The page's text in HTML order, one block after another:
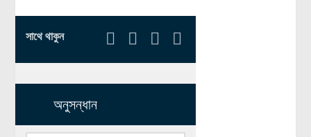
প্রাকৃতিক দুর্যোগ
পরিবেশ দূষণ
কম্পিউটার সায়েন্স
ইলেকট্রিক্যাল ইঞ্জিনিয়ারিং
জেনেটিক ইঞ্জিনিয়ারিং
সাথে থাকুন
অনুসন্ধান